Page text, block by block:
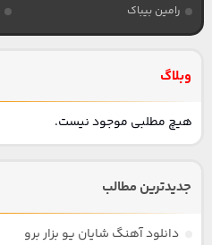
رامین بیباک
وبلاگ
هیچ مطلبی موجود نیست.
جدیدترین مطالب
دانلود آهنگ شایان یو بزار برو